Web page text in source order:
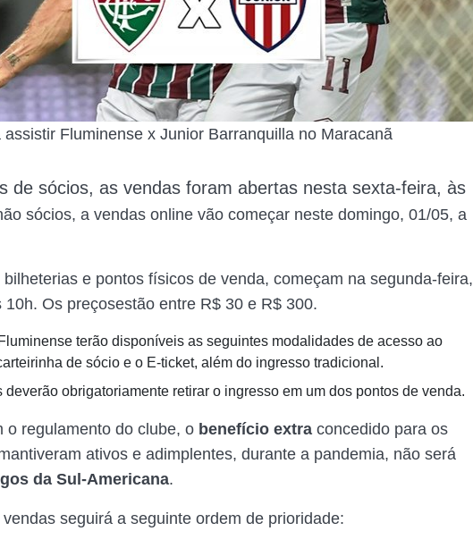
assistir Fluminense x Junior Barranquilla no Maracanã
de sócios, as vendas foram abertas nesta sexta-feira, às
sócios, a vendas online vão começar neste domingo, 01/05, a
e pontos físicos de venda, começam na segunda-feira,
10h. Os preçosestão entre R$ 30 e R$ 300.
terão disponíveis as seguintes modalidades de acesso ao
de sócio e o E-ticket, além do ingresso tradicional.
deverão obrigatoriamente retirar o ingresso em um dos pontos de venda.
o regulamento do clube, o benefício extra concedido para os
ativos e adimplentes, durante a pandemia, não será
da Sul-Americana.
seguirá a seguinte ordem de prioridade: